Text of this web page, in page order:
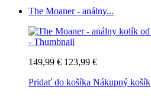
The Moaner - análny...
149,99 € 123,99 €
Pridať do košíka Nákupný košík